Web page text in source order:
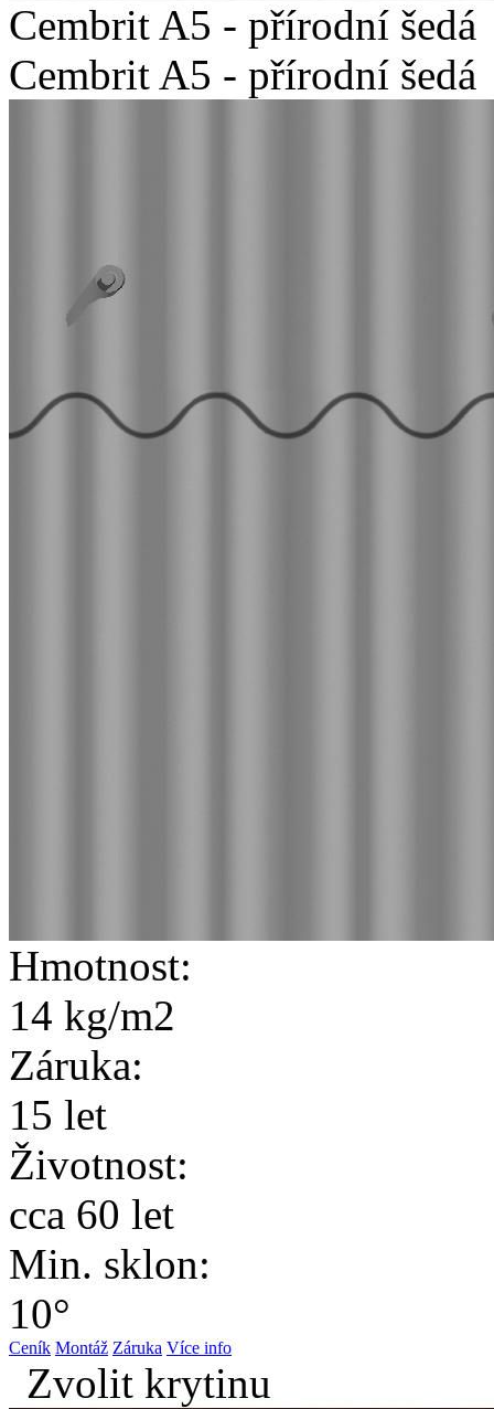
Cembrit A5 - přírodní šedá
Cembrit A5 - přírodní šedá
Hmotnost:
14 kg/m2
Záruka:
15 let
Životnost:
cca 60 let
Min. sklon:
10°
Ceník Montáž Záruka Více info
Zvolit krytinu